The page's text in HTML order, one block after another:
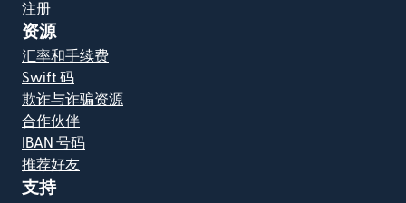
注册
资源
汇率和手续费
Swift 码
欺诈与诈骗资源
合作伙伴
IBAN 号码
推荐好友
支持